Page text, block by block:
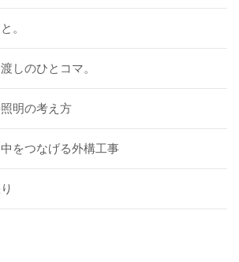
。
しのひとコマ。
明の考え方
をつなげる外構工事